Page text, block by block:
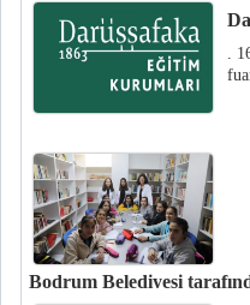
.
Bodrum Belediyesi